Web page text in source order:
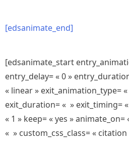
[edsanimate_end]
[edsanimate_start
entry_delay= « 0 »
« linear » exit_animation_type=
exit_duration= « » exit_timing=
« 1 » keep= « yes »
« » custom_css_class= « citation